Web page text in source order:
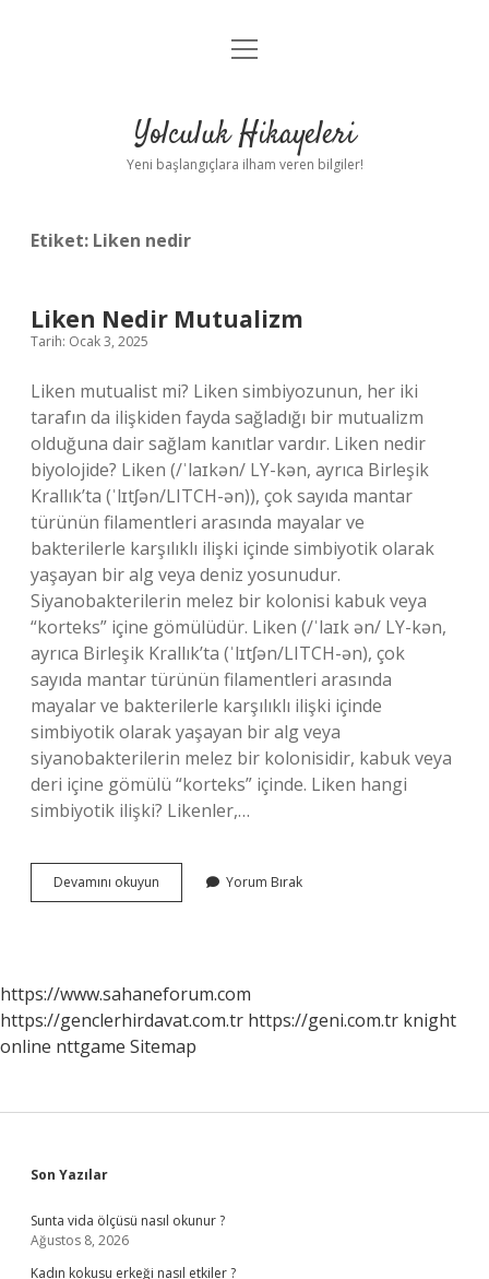
Anasayfa
Yasal Uyarı
menüyü
Yolculuk Hikayeleri
Yeni başlangıçlara ilham veren bilgiler!
Etiket: Liken nedir
Liken Nedir Mutualizm
Tarih: Ocak 3, 2025
Liken mutualist mi? Liken simbiyozunun, her iki
tarafın da ilişkiden fayda sağladığı bir mutualizm
olduğuna dair sağlam kanıtlar vardır. Liken nedir
biyolojide? Liken (/ˈlaɪkən/ LY-kən, ayrıca Birleşik
Krallık’ta (ˈlɪtʃən/LITCH-ən)), çok sayıda mantar
türünün filamentleri arasında mayalar ve
bakterilerle karşılıklı ilişki içinde simbiyotik olarak
yaşayan bir alg veya deniz yosunudur.
Siyanobakterilerin melez bir kolonisi kabuk veya
“korteks” içine gömülüdür. Liken (/ˈlaɪk ən/ LY-kən,
ayrıca Birleşik Krallık’ta (ˈlɪtʃən/LITCH-ən), çok
sayıda mantar türünün filamentleri arasında
mayalar ve bakterilerle karşılıklı ilişki içinde
simbiyotik olarak yaşayan bir alg veya
siyanobakterilerin melez bir kolonisidir, kabuk veya
deri içine gömülü “korteks” içinde. Liken hangi
simbiyotik ilişki? Likenler,…
Devamını okuyun
Nedir
Yorum Bırak
https://www.sahaneforum.com
https://genclerhirdavat.com.tr https://geni.com.tr knight
online nttgame Sitemap
Sidebar
Son Yazılar
Sunta vida ölçüsü nasıl okunur ?
Ağustos 8, 2026
Kadın kokusu erkeği nasıl etkiler ?